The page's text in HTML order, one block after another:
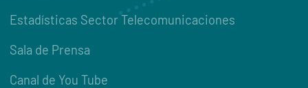
Estadísticas Sector Telecomunicaciones
Sala de Prensa
Canal de You Tube